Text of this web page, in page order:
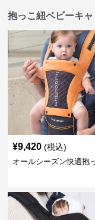
抱っこ紐ベビーキ
¥9,420 (税込)
オールシーズン快適抱